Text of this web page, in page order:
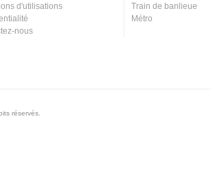
d'utilisations
nous
Train de banlieue
Métro
réservés.